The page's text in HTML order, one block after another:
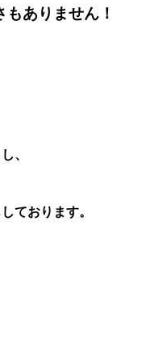
ありません！
、
ております。